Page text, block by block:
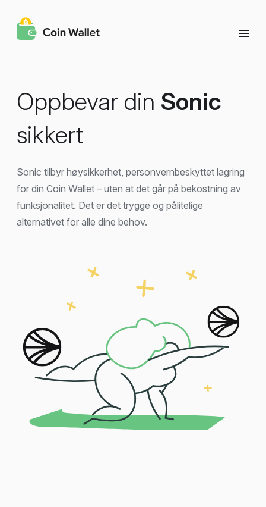
Oppbevar din Sonic
sikkert
Sonic tilbyr høysikkerhet, personvernbeskyttet lagring
for din Coin Wallet – uten at det går på bekostning av
funksjonalitet. Det er det trygge og pålitelige
alternativet for alle dine behov.